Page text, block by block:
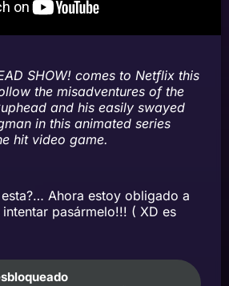
SHOW! comes to Netflix this
the misadventures of the
and his easily swayed
in this animated series
hit video game.
Ahora estoy obligado a
pasármelo!!! ( XD es